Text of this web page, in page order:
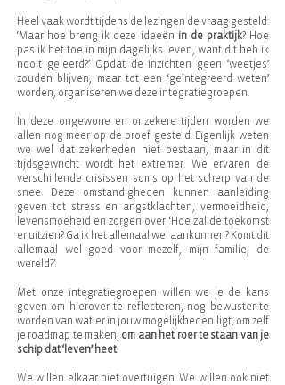
Heel vaak wordt tijdens de lezingen de vraag gesteld:
‘Maar hoe breng ik deze ideeën in de praktijk? Hoe
pas ik het toe in mijn dagelijks leven, want dit heb ik
nooit geleerd?’ Opdat de inzichten geen ‘weetjes’
zouden blijven, maar tot een ‘geïntegreerd weten’
worden, organiseren we deze integratiegroepen.
In deze ongewone en onzekere tijden worden we
allen nog meer op de proef gesteld. Eigenlijk weten
we wel dat zekerheden niet bestaan, maar in dit
tijdsgewricht wordt het extremer. We ervaren de
verschillende crisissen soms op het scherp van de
snee. Deze omstandigheden kunnen aanleiding
geven tot stress en angstklachten, vermoeidheid,
levensmoeheid en zorgen over ‘Hoe zal de toekomst
er uitzien? Ga ik het allemaal wel aankunnen? Komt dit
allemaal wel goed voor mezelf, mijn familie, de
wereld?’
Met onze integratiegroepen willen we je de kans
geven om hierover te reflecteren, nog bewuster te
worden van wat er in jouw mogelijkheden ligt, om zelf
je roadmap te maken, om aan het roer te staan van je
schip dat ‘leven’ heet.
We willen elkaar niet overtuigen. We willen ook niet